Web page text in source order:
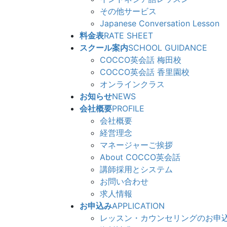
その他サービス
Japanese Conversation Lesson
料金表RATE SHEET
スクール案内SCHOOL GUIDANCE
COCCO英会話 梅田校
COCCO英会話 香里園校
オンラインクラス
お知らせNEWS
会社概要PROFILE
会社概要
経営理念
マネージャーご挨拶
About COCCO英会話
講師採用とシステム
お問い合わせ
求人情報
お申込みAPPLICATION
レッスン・カウンセリングのお申